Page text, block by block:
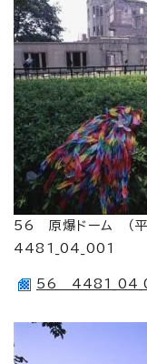
56 原爆ドーム （
4481_04_001
56